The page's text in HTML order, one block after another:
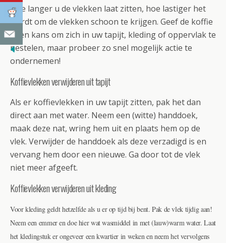
Hoe langer u de vlekken laat zitten, hoe lastiger het
wordt om de vlekken schoon te krijgen. Geef de koffie
geen kans om zich in uw tapijt, kleding of oppervlak te
nestelen, maar probeer zo snel mogelijk actie te
ondernemen!
Koffievlekken verwijderen uit tapijt
Als er koffievlekken in uw tapijt zitten, pak het dan
direct aan met water. Neem een (witte) handdoek,
maak deze nat, wring hem uit en plaats hem op de
vlek. Verwijder de handdoek als deze verzadigd is en
vervang hem door een nieuwe. Ga door tot de vlek
niet meer afgeeft.
Koffievlekken verwijderen uit kleding
Voor kleding geldt hetzelfde als u er op tijd bij bent. Pak de vlek tijdig aan!
Neem een emmer en doe hier wat wasmiddel in met (lauw)warm water. Laat
het kledingstuk er ongeveer een kwartier in weken en neem het vervolgens